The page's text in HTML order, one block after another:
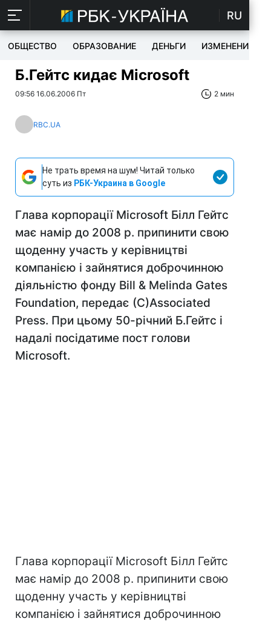
RU
ОБЩЕСТВО ОБРАЗОВАНИЕ ДЕНЬГИ ИЗМЕНЕНИЯ
Б.Гейтс кидає Microsoft
09:56 16.06.2006 Пт 2 мин
RBC.UA
Не трать время на шум! Читай только
суть из РБК-Украина в Google
Глава корпорації Microsoft Білл Гейтс
має намір до 2008 р. припинити свою
щоденну участь у керівництві
компанією і зайнятися доброчинною
діяльністю фонду Bill & Melinda Gates
Foundation, передає (С)Associated
Press. При цьому 50-річний Б.Гейтс і
надалі посідатиме пост голови
Microsoft.
Глава корпорації Microsoft Білл Гейтс
має намір до 2008 р. припинити свою
щоденну участь у керівництві
компанією і зайнятися доброчинною